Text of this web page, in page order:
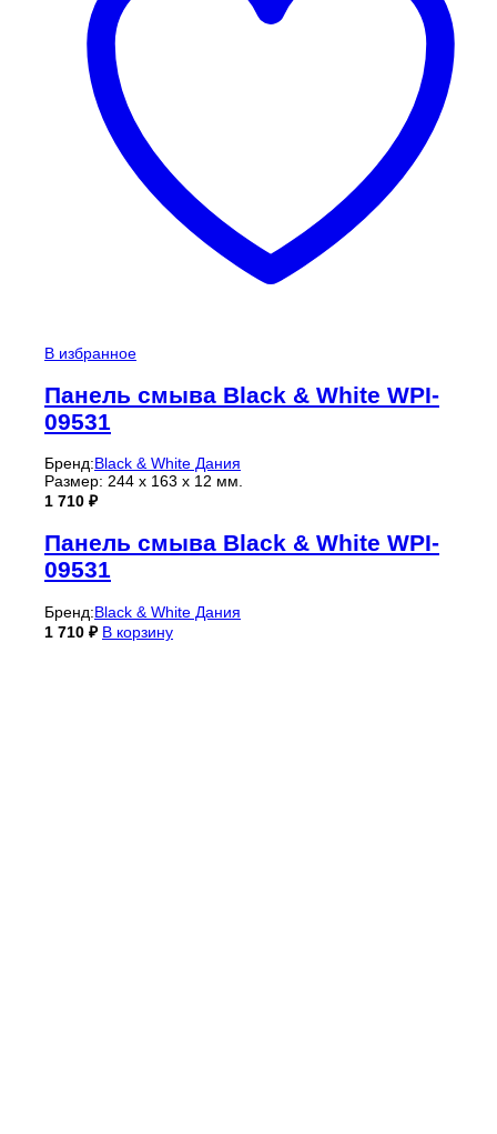
В избранное
Панель смыва Black & White WPI-
09531
Бренд:Black & White Дания
Размер: 244 х 163 х 12 мм.
1 710 ₽
Панель смыва Black & White WPI-
09531
Бренд:Black & White Дания
1 710 ₽ В корзину